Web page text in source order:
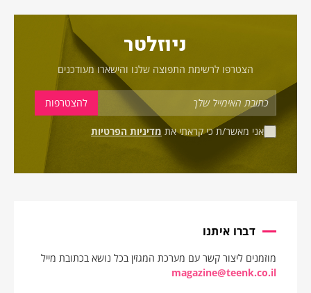
ניוזלטר
הצטרפו לרשימת התפוצה שלנו והישארו מעודכנים
אני מאשר/ת כי קראתי את מדיניות הפרטיות
דברו איתנו
מוזמנים ליצור קשר עם מערכת המגזין בכל נושא בכתובת מייל
magazine@teenk.co.il